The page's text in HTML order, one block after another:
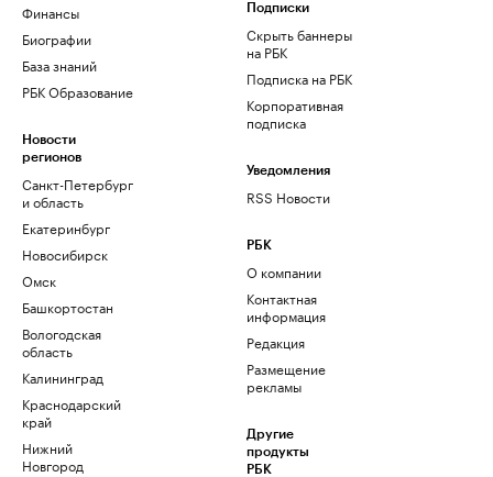
Финансы
Биографии
База знаний
РБК Образование
Новости
регионов
Санкт-Петербург
и область
Екатеринбург
Новосибирск
Омск
Башкортостан
Вологодская
область
Калининград
Краснодарский
край
Нижний
Новгород
Подписки
Скрыть баннеры
на РБК
Подписка на РБК
Корпоративная
подписка
Уведомления
RSS Новости
РБК
О компании
Контактная
информация
Редакция
Размещение
рекламы
Другие
продукты
РБК